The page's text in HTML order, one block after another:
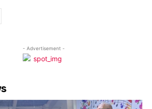
- Advertisement -